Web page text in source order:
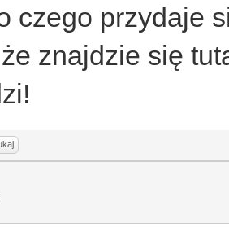
czego przydaje
znajdzie się